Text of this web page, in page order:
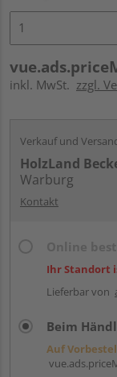
inkl. MwSt. zzgl.
Verkauf und
HolzLand
Warburg
Kontakt
Ihr Standort
Lieferbar von
Beim
Auf